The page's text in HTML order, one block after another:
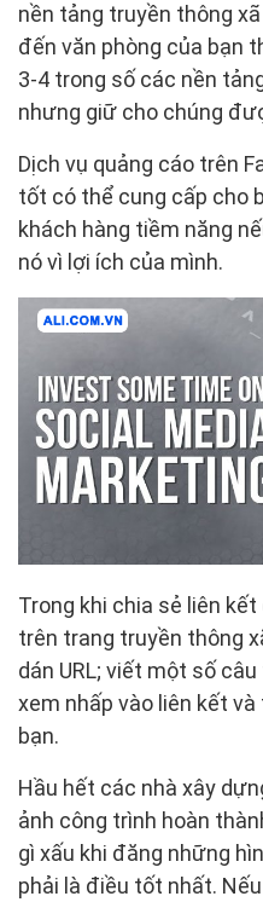
nền tảng truyền thông
đến văn phòng của bạn
3-4 trong số các nền
nhưng giữ cho chúng
Dịch vụ quảng cáo trên
tốt có thể cung cấp cho
khách hàng tiềm năng
nó vì lợi ích của mình.
Trong khi chia sẻ liên
trên trang truyền thông
dán URL; viết một số
xem nhấp vào liên kết
bạn.
Hầu hết các nhà xây
ảnh công trình hoàn
gì xấu khi đăng những
phải là điều tốt nhất.